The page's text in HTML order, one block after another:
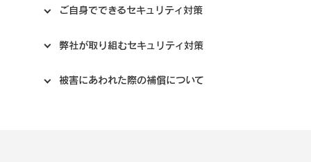
ご自身でできるセキュリティ対策
弊社が取り組むセキュリティ対策
被害にあわれた際の補償について